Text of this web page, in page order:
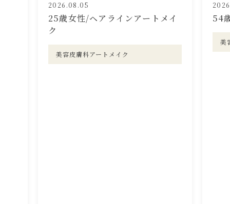
2026.08.05
25歳女性/ヘアラインアートメイ
ク
美容皮膚科アートメイク
54
美